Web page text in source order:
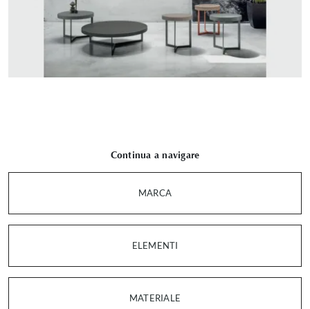
Continua a navigare
MARCA
ELEMENTI
MATERIALE